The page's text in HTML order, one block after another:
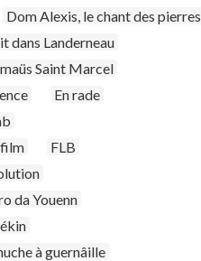
Dom Alexis, le chant des pierres
dans Landerneau
Saint Marcel
En rade
FLB
da Youenn
à guernâille